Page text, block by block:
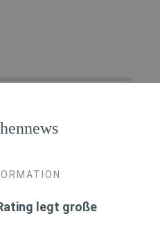
legt große